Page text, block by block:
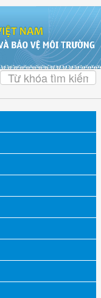
phần nâng cao tỷ lệ người